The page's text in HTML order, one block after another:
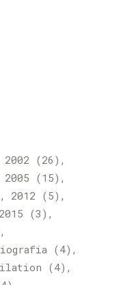
2002 (26)
2005 (15)
2012 (5)
2015 (3)
(4)
(4)